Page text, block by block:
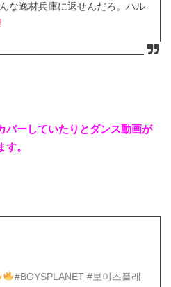
な逸材兵庫に返せんだろ。ハル
バーしていたりとダンス動画が
。
#BOYSPLANET #보이즈플래